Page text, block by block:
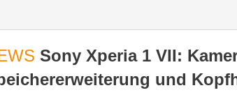
Sony Xperia 1 VII:
und